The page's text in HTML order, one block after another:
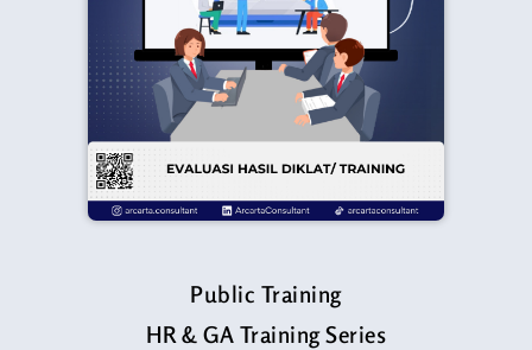
Public Training
HR & GA Training Series